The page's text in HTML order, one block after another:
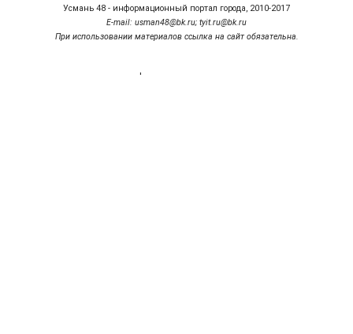
Усмань 48 - информационный портал города, 2010-2017
Е-mail: usman48@bk.ru; tyit.ru@bk.ru
При использовании материалов ссылка на сайт обязательна.
'